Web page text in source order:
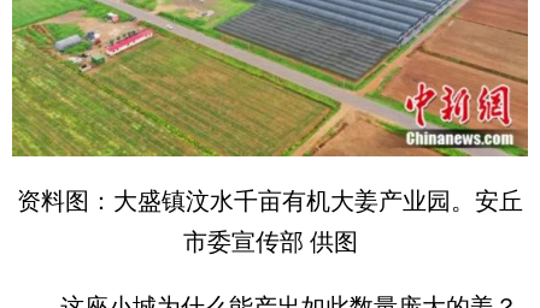
资料图：大盛镇汶水千亩有机大姜产业园。安丘
市委宣传部 供图